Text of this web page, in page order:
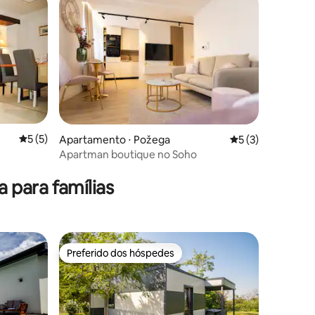
5 de uma avaliação média de 5, 5 avaliações
5 (5)
Apartamento ⋅ Požega 5 de uma
5 (3)
Apartman boutique no Soho
para famílias
Preferido dos hóspedes
Preferido dos hóspedes